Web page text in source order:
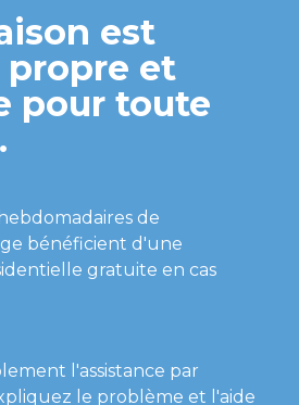
est
et
pour toute
de
bénéficient d'une
gratuite en cas
l'assistance par
le problème et l'aide